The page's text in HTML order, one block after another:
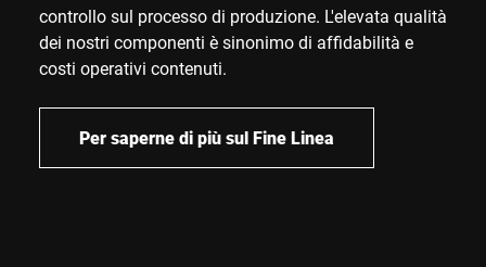
controllo sul processo di produzione. L'elevata qualità
dei nostri componenti è sinonimo di affidabilità e
costi operativi contenuti.
Per saperne di più sul Fine Linea